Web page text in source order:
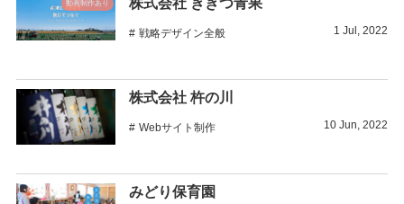
動画制作あり 株式会社 ききつ青果
戦略デザイン全般 1 Jul ,2022
株式会社 杵の川
Webサイト制作 10 Jun ,2022
みどり保育園